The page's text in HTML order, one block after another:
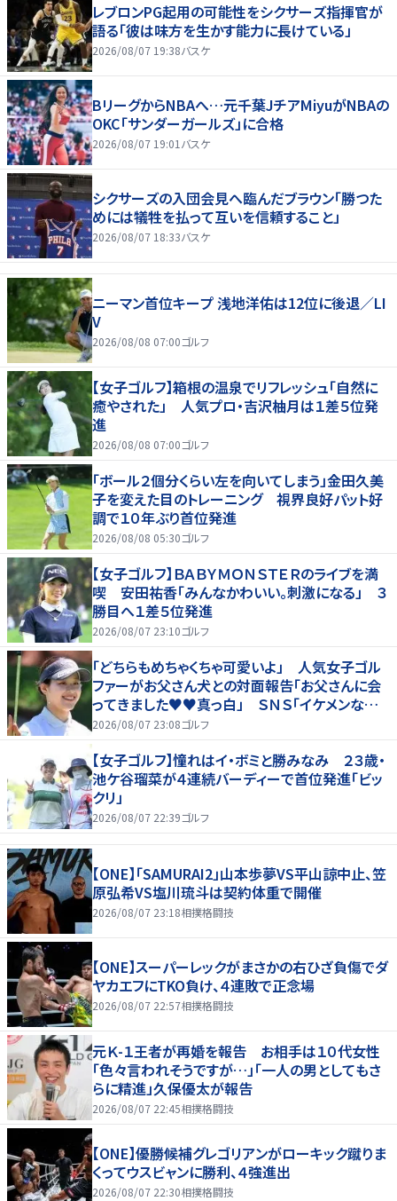
レブロンPG起用の可能性をシクサーズ指揮官が
語る「彼は味方を生かす能力に長けている」
2026/08/07 19:38バスケ
BリーグからNBAへ…元千葉JチアMiyuがNBAの
OKC「サンダーガールズ」に合格
2026/08/07 19:01 バスケ
シクサーズの入団会見へ臨んだブラウン「勝つた
めには犠牲を払って互いを信頼すること」
2026/08/07 18:33バスケ
ニーマン首位キープ 浅地洋佑は12位に後退／LI
V
2026/08/08 07:00ゴルフ
【女子ゴルフ】箱根の温泉でリフレッシュ「自然に
癒やされた」 人気プロ・吉沢柚月は１差５位発
進
2026/08/08 07:00ゴルフ
「ボール２個分くらい左を向いてしまう」金田久美
子を変えた目のトレーニング 視界良好パット好
調で１０年ぶり首位発進
2026/08/08 05:30ゴルフ
【女子ゴルフ】ＢＡＢＹＭＯＮＳＴＥＲのライブを満
喫 安田祐香「みんなかわいい。刺激になる」 ３
勝目へ１差５位発進
2026/08/07 23:10ゴルフ
「どちらもめちゃくちゃ可愛いよ」 人気女子ゴル
ファーがお父さん犬との対面報告「お父さんに会
ってきました♥♥真っ白」 ＳＮＳ「イケメンなお
父さん」「白戸家入りするんですか？」
2026/08/07 23:08ゴルフ
【女子ゴルフ】憧れはイ・ボミと勝みなみ ２３歳・
池ケ谷瑠菜が４連続バーディーで首位発進「ビッ
クリ」
2026/08/07 22:39ゴルフ
【ONE】「SAMURAI2」山本歩夢VS平山諒中止、笠
原弘希VS塩川琉斗は契約体重で開催
2026/08/07 23:18相撲格闘技
【ONE】スーパーレックがまさかの右ひざ負傷でダ
ヤカエフにTKO負け、４連敗で正念場
2026/08/07 22:57相撲格闘技
元Ｋ-１王者が再婚を報告 お相手は１０代女性
「色々言われそうですが…」「一人の男としてもさ
らに精進」久保優太が報告
2026/08/07 22:45相撲格闘技
【ONE】優勝候補グレゴリアンがローキック蹴りま
くってウスビャンに勝利、４強進出
2026/08/07 22:30相撲格闘技